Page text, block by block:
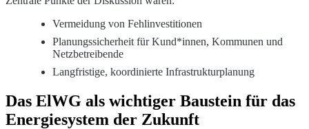
Vermeidung von Fehlinvestitionen
Planungssicherheit für Kund*innen, Kommunen und
Netzbetreibende
Langfristige, koordinierte Infrastrukturplanung
Das ElWG als wichtiger Baustein für das
Energiesystem der Zukunft